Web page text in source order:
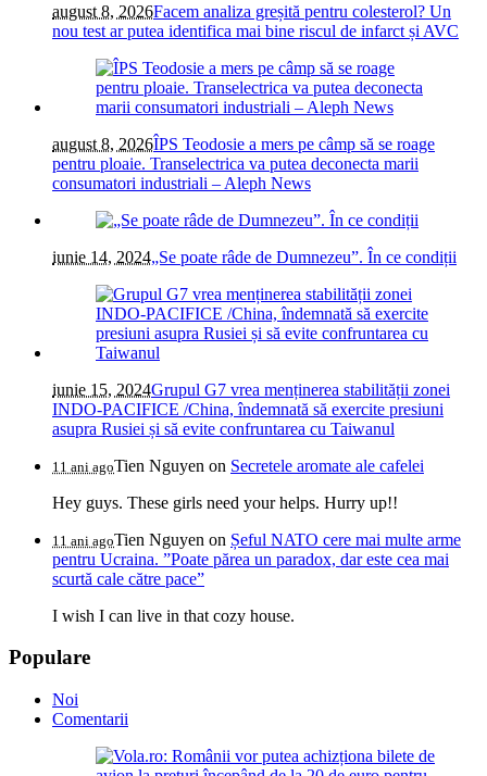
august 8, 2026Facem analiza greșită pentru colesterol? Un
nou test ar putea identifica mai bine riscul de infarct și AVC
august 8, 2026ÎPS Teodosie a mers pe câmp să se roage
pentru ploaie. Transelectrica va putea deconecta marii
consumatori industriali – Aleph News
iunie 14, 2024„Se poate râde de Dumnezeu”. În ce condiții
iunie 15, 2024Grupul G7 vrea menținerea stabilității zonei
INDO-PACIFICE /China, îndemnată să exercite presiuni
asupra Rusiei și să evite confruntarea cu Taiwanul
11 ani agoTien Nguyen on Secretele aromate ale cafelei
Hey guys. These girls need your helps. Hurry up!!
11 ani agoTien Nguyen on Șeful NATO cere mai multe arme
pentru Ucraina. ”Poate părea un paradox, dar este cea mai
scurtă cale către pace”
I wish I can live in that cozy house.
Populare
Noi
Comentarii